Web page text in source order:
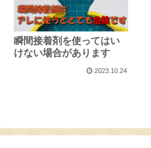
瞬間接着剤を使ってはい
けない場合があります
2023.10.24